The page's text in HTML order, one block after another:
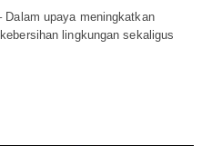
Dalam upaya meningkatkan
lingkungan sekaligus